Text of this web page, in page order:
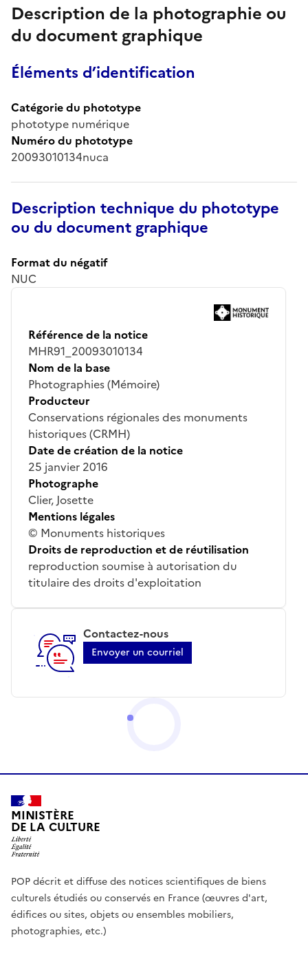
Description de la photographie ou
du document graphique
Éléments d’identification
Catégorie du phototype
phototype numérique
Numéro du phototype
20093010134nuca
Description technique du phototype
ou du document graphique
Format du négatif
NUC
Référence de la notice
MHR91_20093010134
Nom de la base
Photographies (Mémoire)
Producteur
Conservations régionales des monuments
historiques (CRMH)
Date de création de la notice
25 janvier 2016
Photographe
Clier, Josette
Mentions légales
© Monuments historiques
Droits de reproduction et de réutilisation
reproduction soumise à autorisation du
titulaire des droits d'exploitation
Contactez-nous
Envoyer un courriel
MINISTÈRE
DE LA CULTURE
POP décrit et diffuse des notices scientifiques de biens
culturels étudiés ou conservés en France (œuvres d'art,
édifices ou sites, objets ou ensembles mobiliers,
photographies, etc.)